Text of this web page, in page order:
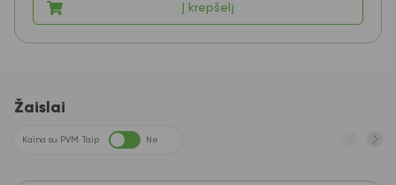
Į krepšelį
Žaislai
Kaina su PVM Taip Ne